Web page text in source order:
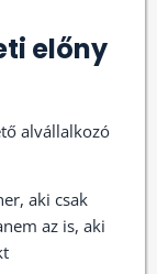
előny
alvállalkozó
aki csak
az is, aki